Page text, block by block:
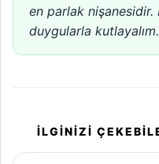
en parlak
duygularla
İLGINIZI